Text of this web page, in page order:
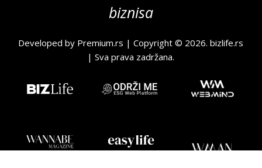
biznisa
Developed by Premium.rs | Copyright © 2026.bizlife.rs
| Sva prava zadržana.